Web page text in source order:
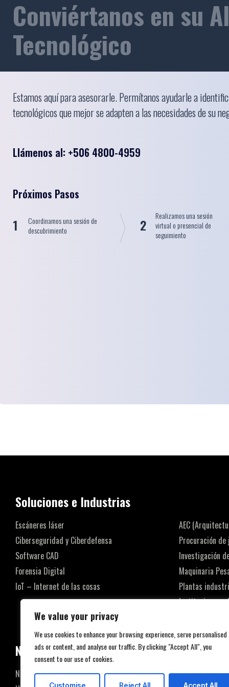
We value your privacy
We use cookies to enhance your browsing experience, serve personalised
ads or content, and analyse our traffic. By clicking "Accept All", you
consent to our use of cookies.
Customise Reject All Accept All
Conviértanos en su
Tecnológico
Estamos aquí para asesorarle. Permítanos ayudarle a
tecnológicos que mejor se adapten a las necesidades de su
Llámenos al: +506 4800-4959
Próximos Pasos
1
Coordinamos una sesión de
descubrimiento
2
Realizamos una sesión
virtual o presencial de
seguimiento
Soluciones e Industrias
Escáneres láser
Ciberseguridad y Ciberdefensa
Software CAD
Forensia Digital
IoT – Internet de las cosas
AEC
Procuración
Investigación
Maquinaria
Plantas
Instituciones
Diseño de
Nosotros
Nosotros
Casos de éxito